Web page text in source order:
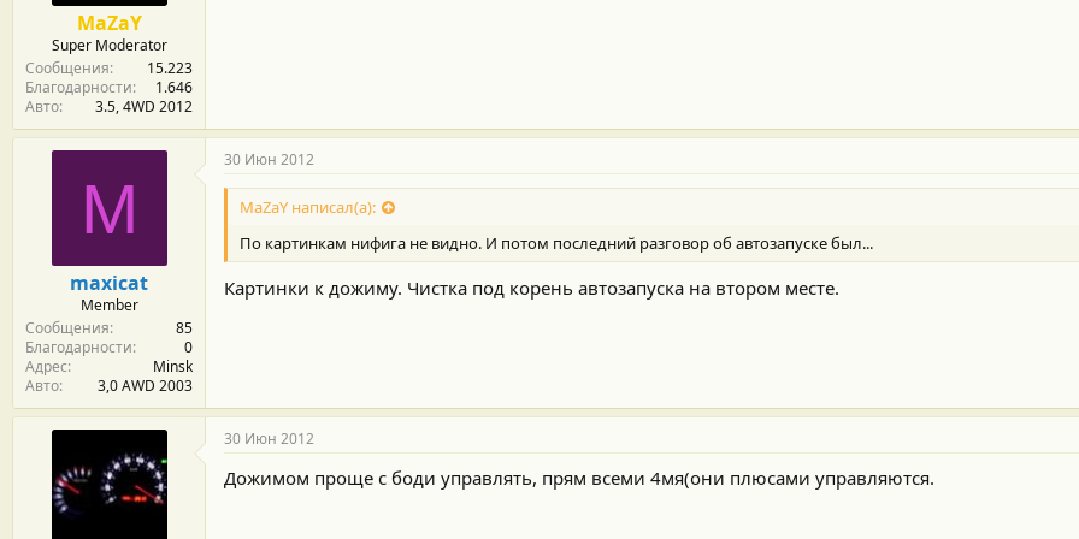
MaZaY
Super Moderator
Сообщения
15.223
Благодарности
1.646
Авто
3.5, 4WD 2012
M
maxicat
Member
Сообщения
85
Благодарности
0
Адрес
Minsk
Авто
3,0 AWD 2003
30 Июн 2012
MaZaY написал(а):
По картинкам нифига не видно. И потом последний разговор об автозапуске был...
Картинки к дожиму. Чистка под корень автозапуска на втором месте.
30 Июн 2012
Дожимом проще с боди управлять, прям всеми 4мя(они плюсами управляются.